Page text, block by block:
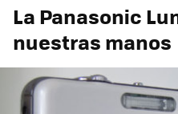
La Panasonic
nuestras manos